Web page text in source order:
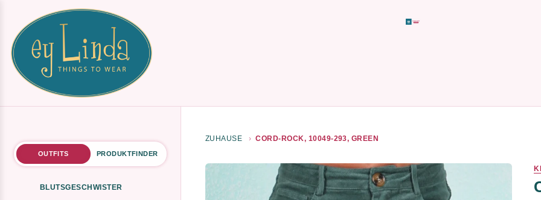
OUTFITS PRODUKTFINDER
BLUTSGESCHWISTER
ZUHAUSE CORD-ROCK, 10049-293, GREEN